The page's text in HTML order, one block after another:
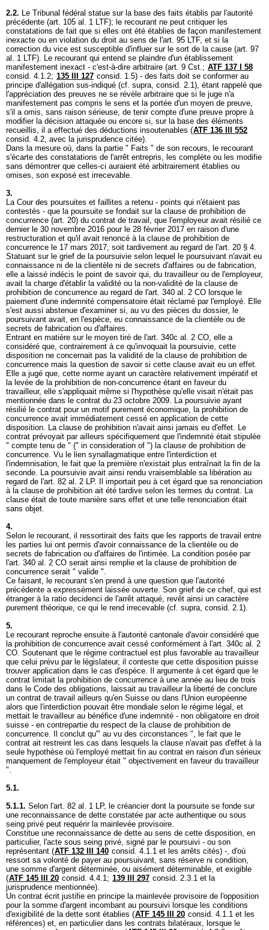
2.2. Le Tribunal fédéral statue sur la base des faits établis par l'autorité
précédente (art. 105 al. 1 LTF); le recourant ne peut critiquer les
constatations de fait que si elles ont été établies de façon manifestement
inexacte ou en violation du droit au sens de l'art. 95 LTF, et si la
correction du vice est susceptible d'influer sur le sort de la cause (art. 97
al. 1 LTF). Le recourant qui entend se plaindre d'un établissement
manifestement inexact - c'est-à-dire arbitraire (art. 9 Cst.; ATF 137 I 58
consid. 4.1.2; 135 III 127 consid. 1.5) - des faits doit se conformer au
principe d'allégation sus-indiqué (cf. supra, consid. 2.1), étant rappelé que
l'appréciation des preuves ne se révèle arbitraire que si le juge n'a
manifestement pas compris le sens et la portée d'un moyen de preuve,
s'il a omis, sans raison sérieuse, de tenir compte d'une preuve propre à
modifier la décision attaquée ou encore si, sur la base des éléments
recueillis, il a effectué des déductions insoutenables (ATF 136 III 552
consid. 4.2, avec la jurisprudence citée).
Dans la mesure où, dans la partie " Faits " de son recours, le recourant
s'écarte des constatations de l'arrêt entrepris, les complète ou les modifie
sans démontrer que celles-ci auraient été arbitrairement établies ou
omises, son exposé est irrecevable.
3.
La Cour des poursuites et faillites a retenu - points qui n'étaient pas
contestés - que la poursuite se fondait sur la clause de prohibition de
concurrence (art. 20) du contrat de travail, que l'employeur avait résilié ce
dernier le 30 novembre 2016 pour le 28 février 2017 en raison d'une
restructuration et qu'il avait renoncé à la clause de prohibition de
concurrence le 17 mars 2017, soit tardivement au regard de l'art. 20 § 4.
Statuant sur le grief de la poursuivie selon lequel le poursuivant n'avait eu
connaissance ni de la clientèle ni de secrets d'affaires ou de fabrication,
elle a laissé indécis le point de savoir qui, du travailleur ou de l'employeur,
avait la charge d'établir la validité ou la non-validité de la clause de
prohibition de concurrence au regard de l'art. 340 al. 2 CO lorsque le
paiement d'une indemnité compensatoire était réclamé par l'employé. Elle
s'est aussi abstenue d'examiner si, au vu des pièces du dossier, le
poursuivant avait, en l'espèce, eu connaissance de la clientèle ou de
secrets de fabrication ou d'affaires.
Entrant en matière sur le moyen tiré de l'art. 340c al. 2 CO, elle a
considéré que, contrairement à ce qu'invoquait la poursuivie, cette
disposition ne concernait pas la validité de la clause de prohibition de
concurrence mais la question de savoir si cette clause avait eu un effet.
Elle a jugé que, cette norme ayant un caractère relativement impératif et
la levée de la prohibition de non-concurrence étant en faveur du
travailleur, elle s'appliquait même si l'hypothèse qu'elle visait n'était pas
mentionnée dans le contrat du 23 octobre 2009. La poursuivie ayant
résilié le contrat pour un motif purement économique, la prohibition de
concurrence avait immédiatement cessé en application de cette
disposition. La clause de prohibition n'avait ainsi jamais eu d'effet. Le
contrat prévoyait par ailleurs spécifiquement que l'indemnité était stipulée
" compte tenu de " (" in consideration of ") la clause de prohibition de
concurrence. Vu le lien synallagmatique entre l'interdiction et
l'indemnisation, le fait que la première n'existait plus entraînait la fin de la
seconde. La poursuivie avait ainsi rendu vraisemblable sa libération au
regard de l'art. 82 al. 2 LP. Il importait peu à cet égard que sa renonciation
à la clause de prohibition ait été tardive selon les termes du contrat. La
clause était de toute manière sans effet et une telle renonciation était
sans objet.
4.
Selon le recourant, il ressortirait des faits que les rapports de travail entre
les parties lui ont permis d'avoir connaissance de la clientèle ou de
secrets de fabrication ou d'affaires de l'intimée. La condition posée par
l'art. 340 al. 2 CO serait ainsi remplie et la clause de prohibition de
concurrence serait " valide ".
Ce faisant, le recourant s'en prend à une question que l'autorité
précédente a expressément laissée ouverte. Son grief de ce chef, qui est
étranger à la ratio decidenci de l'arrêt attaqué, revêt ainsi un caractère
purement théorique, ce qui le rend irrecevable (cf. supra, consid. 2.1).
5.
Le recourant reproche ensuite à l'autorité cantonale d'avoir considéré que
la prohibition de concurrence avait cessé conformément à l'art. 340c al. 2
CO. Soutenant que le régime contractuel est plus favorable au travailleur
que celui prévu par le législateur, il conteste que cette disposition puisse
trouver application dans le cas d'espèce. Il argumente à cet égard que le
contrat limitait la prohibition de concurrence à une année au lieu de trois
dans le Code des obligations, laissait au travailleur la liberté de conclure
un contrat de travail ailleurs qu'en Suisse ou dans l'Union européenne
alors que l'interdiction pouvait être mondiale selon le régime légal, et
mettait le travailleur au bénéfice d'une indemnité - non obligatoire en droit
suisse - en contrepartie du respect de la clause de prohibition de
concurrence. Il conclut qu'" au vu des circonstances ", le fait que le
contrat ait restreint les cas dans lesquels la clause n'avait pas d'effet à la
seule hypothèse où l'employé mettait fin au contrat en raison d'un sérieux
manquement de l'employeur était " objectivement en faveur du travailleur
".
5.1.
5.1.1. Selon l'art. 82 al. 1 LP, le créancier dont la poursuite se fonde sur
une reconnaissance de dette constatée par acte authentique ou sous
seing privé peut requérir la mainlevée provisoire.
Constitue une reconnaissance de dette au sens de cette disposition, en
particulier, l'acte sous seing privé, signé par le poursuivi - ou son
représentant (ATF 132 III 140 consid. 4.1.1 et les arrêts cités) -, d'où
ressort sa volonté de payer au poursuivant, sans réserve ni condition,
une somme d'argent déterminée, ou aisément déterminable, et exigible
(ATF 145 III 20 consid. 4.4.1; 139 III 297 consid. 2.3.1 et la
jurisprudence mentionnée).
Un contrat écrit justifie en principe la mainlevée provisoire de l'opposition
pour la somme d'argent incombant au poursuivi lorsque les conditions
d'exigibilité de la dette sont établies (ATF 145 III 20 consid. 4.1.1 et les
références) et, en particulier dans les contrats bilatéraux, lorsque le